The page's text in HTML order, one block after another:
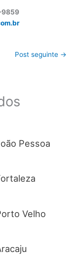
9859
Post seguinte →
Pessoa
Velho